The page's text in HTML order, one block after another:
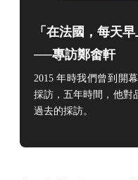
「在法國，每天
──專訪鄭畬軒
2015 年時我們曾到開
採訪，五年時間，他對
過去的採訪。